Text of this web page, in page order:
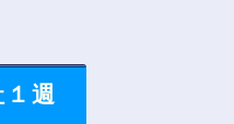
１週